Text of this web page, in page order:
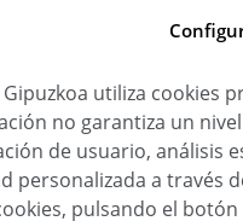
se
físico,enfermera,fisioterapeuta ,
utiliza cookies
no garantiza un
de usuario, análisis
personalizada a través
pulsando el botón